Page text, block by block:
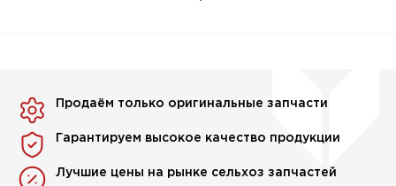
Продаём только оригинальные запчасти
Гарантируем высокое качество продукции
Лучшие цены на рынке сельхоз запчастей